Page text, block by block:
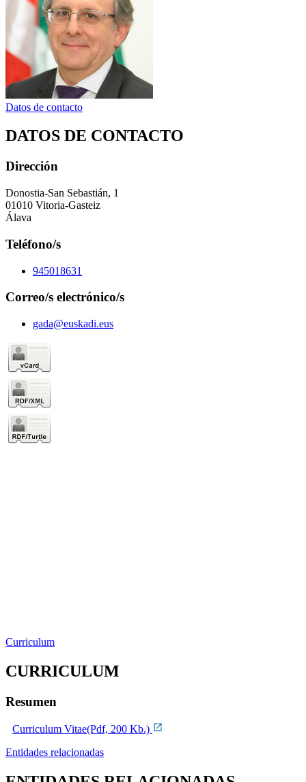
Datos de contacto
DATOS DE CONTACTO
Dirección
Donostia-San Sebastián, 1
01010 Vitoria-Gasteiz
Álava
Teléfono/s
945018631
Correo/s electrónico/s
gada@euskadi.eus
Curriculum
CURRICULUM
Resumen
Curriculum Vitae(Pdf, 200 Kb.)
Entidades relacionadas